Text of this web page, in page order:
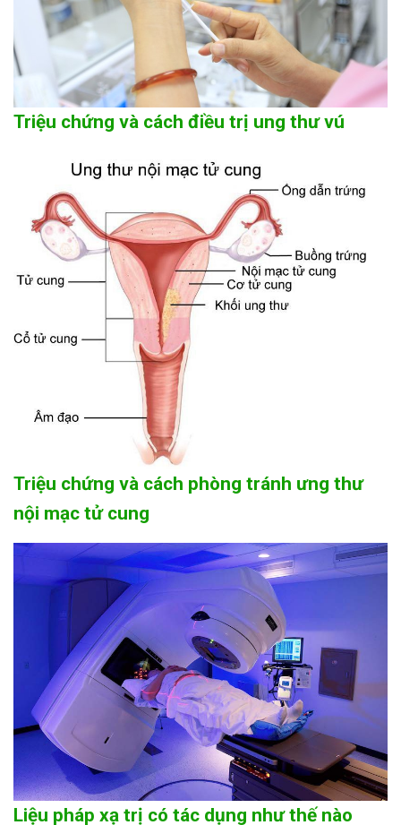
Triệu chứng và cách điều trị ung thư vú
Triệu chứng và cách phòng tránh ưng thư
nội mạc tử cung
Liệu pháp xạ trị có tác dụng như thế nào